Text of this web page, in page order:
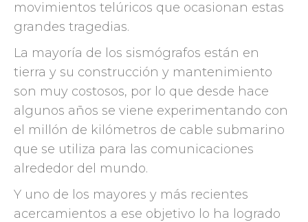
movimientos telúricos que ocasionan estas
grandes tragedias.
La mayoría de los sismógrafos están en
tierra y su construcción y mantenimiento
son muy costosos, por lo que desde hace
algunos años se viene experimentando con
el millón de kilómetros de cable submarino
que se utiliza para las comunicaciones
alrededor del mundo.
Y uno de los mayores y más recientes
acercamientos a ese objetivo lo ha logrado